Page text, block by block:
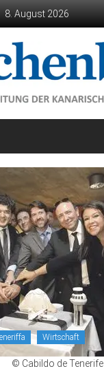
8. August 2026
Wirtschaft
© Cabildo de Tenerife